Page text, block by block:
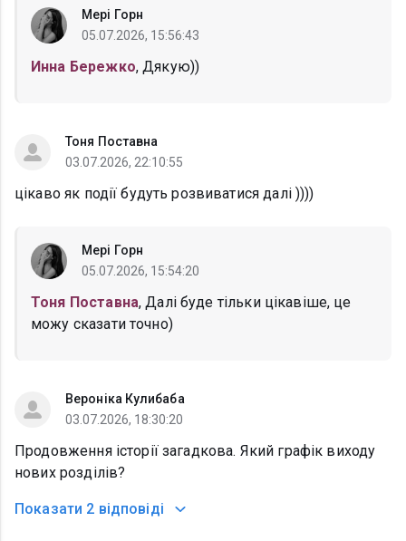
Мері Горн
05.07.2026, 15:56:43
Инна Бережко, Дякую))
Тоня Поставна
03.07.2026, 22:10:55
цікаво як події будуть розвиватися далі ))))
Мері Горн
05.07.2026, 15:54:20
Тоня Поставна, Далі буде тільки цікавіше, це
можу сказати точно)
Вероніка Кулибаба
03.07.2026, 18:30:20
Продовження історії загадкова. Який графік виходу
нових розділів?
Показати 2 відповіді